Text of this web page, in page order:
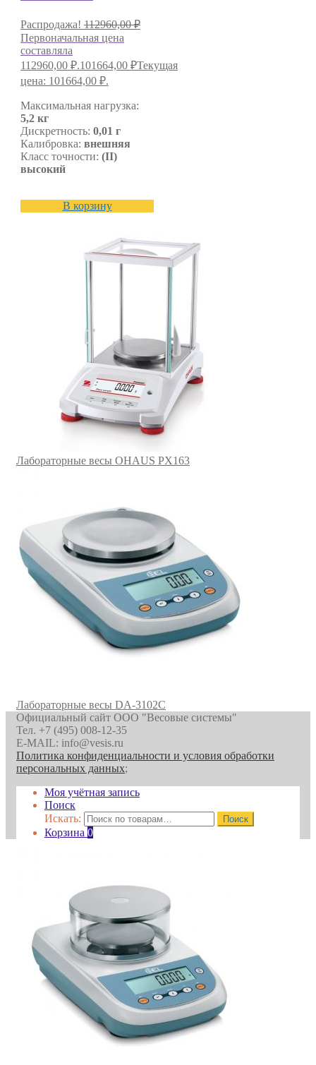
Распродажа! 112960,00₽
Первоначальная цена
составляла
112960,00 ₽.101664,00 ₽Текущая
цена: 101664,00 ₽.
Максимальная нагрузка:
5,2 кг
Дискретность: 0,01 г
Калибровка: внешняя
Класс точности: (II)
высокий
В корзину
Лабораторные весы OHAUS PX163
Лабораторные весы DA-3102C
Официальный сайт ООО "Весовые системы"
Тел. +7 (495) 008-12-35
E-MAIL: info@vesis.ru
Политика конфиденциальности и условия обработки
персональных данных;
Моя учётная запись
Поиск
Искать:
Поиск
Корзина 0